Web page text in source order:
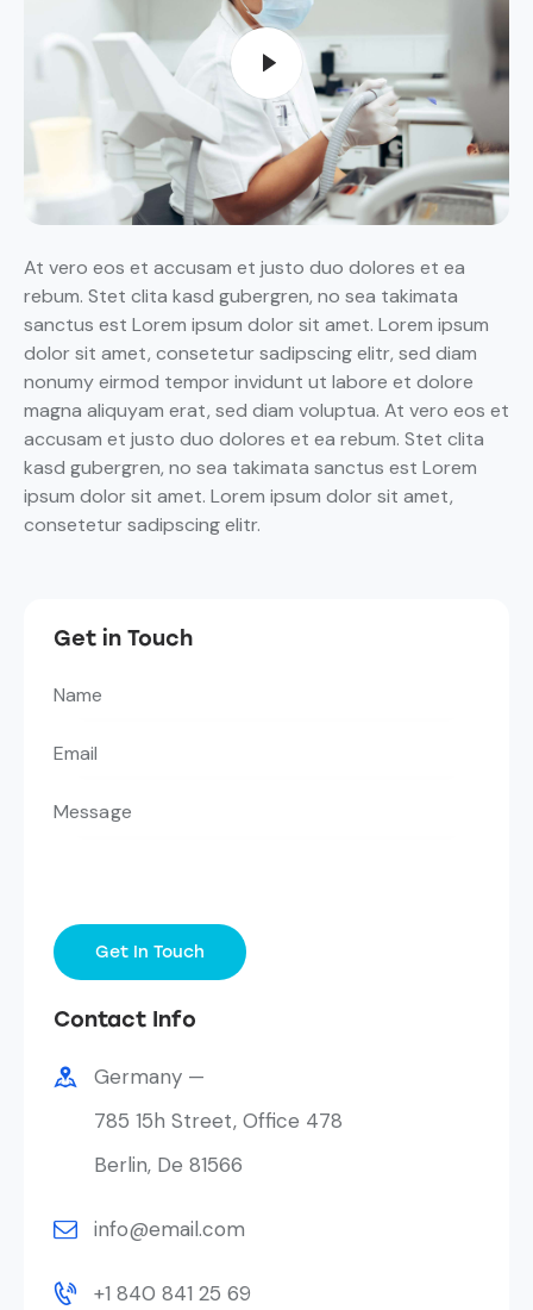
At vero eos et accusam et justo duo dolores et ea
rebum. Stet clita kasd gubergren, no sea takimata
sanctus est Lorem ipsum dolor sit amet. Lorem ipsum
dolor sit amet, consetetur sadipscing elitr, sed diam
nonumy eirmod tempor invidunt ut labore et dolore
magna aliquyam erat, sed diam voluptua. At vero eos et
accusam et justo duo dolores et ea rebum. Stet clita
kasd gubergren, no sea takimata sanctus est Lorem
ipsum dolor sit amet. Lorem ipsum dolor sit amet,
consetetur sadipscing elitr.
Get in Touch
Contact Info
Germany —
785 15h Street, Office 478
Berlin, De 81566
info@email.com
+1 840 841 25 69